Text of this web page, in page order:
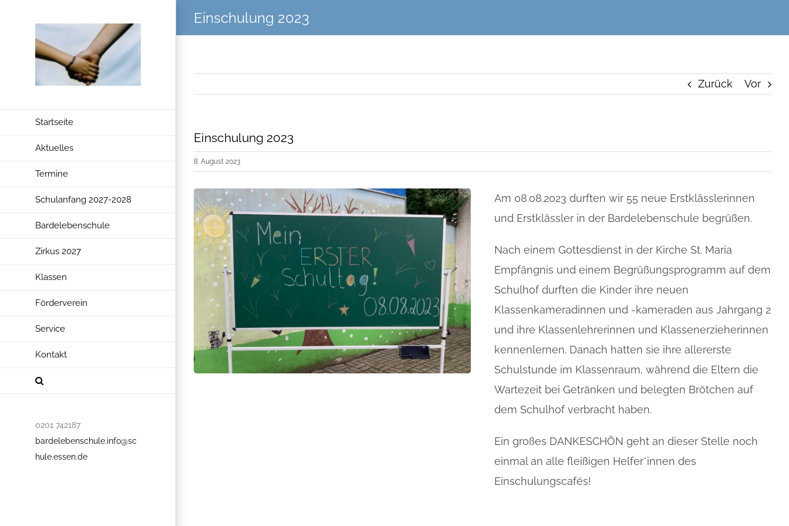
springen
Startseite
Aktuelles
Termine
Schulanfang 2027-2028
Bardelebenschule
Zirkus 2027
Klassen
Förderverein
Service
Kontakt
0201 742187
bardelebenschule.info@sc
hule.essen.de
Einschulung 2023
Zurück Vor
Einschulung 2023
8. August 2023
Am 08.08.2023 durften wir 55 neue Erstklässlerinnen
und Erstklässler in der Bardelebenschule begrüßen.
Nach einem Gottesdienst in der Kirche St. Maria
Empfängnis und einem Begrüßungsprogramm auf dem
Schulhof durften die Kinder ihre neuen
Klassenkameradinnen und -kameraden aus Jahrgang 2
und ihre Klassenlehrerinnen und Klassenerzieherinnen
kennenlernen. Danach hatten sie ihre allererste
Schulstunde im Klassenraum, während die Eltern die
Wartezeit bei Getränken und belegten Brötchen auf
dem Schulhof verbracht haben.
Ein großes DANKESCHÖN geht an dieser Stelle noch
einmal an alle fleißigen Helfer*innen des
Einschulungscafés!